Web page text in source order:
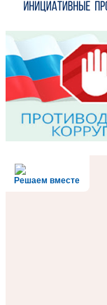
Решаем вместе